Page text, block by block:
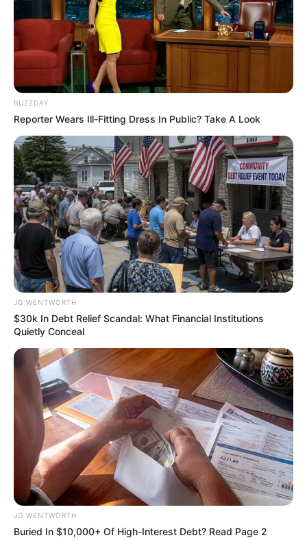
Feeling Tired? Here's The Trick To Perform Better
MEDVI
Men 45+ Are Trying This To Perform Better
BUZZDAY
Reporter Wears Ill-Fitting Dress In Public? Take A Look
JG WENTWORTH
$30k In Debt Relief Scandal: What Financial Institutions
Quietly Conceal
JG WENTWORTH
Buried In $10,000+ Of High-Interest Debt? Read Page 2